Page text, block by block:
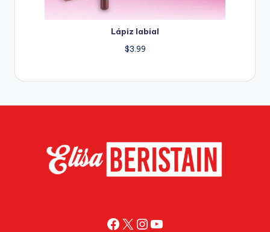
Lápiz labial
$3.99
Facebook
X Instagram
YouTube